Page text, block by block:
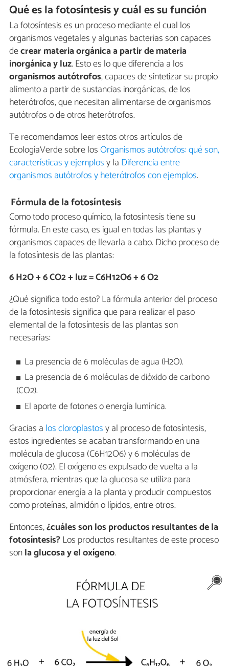
Qué es la fotosíntesis y cuál es su función
La fotosíntesis es un proceso mediante el cual los
organismos vegetales y algunas bacterias son capaces
decrear materia orgánica a partir de materia
inorgánica y luz. Esto es lo que diferencia a los
organismos autótrofos, capaces de sintetizar su propio
alimento a partir de sustancias inorgánicas, de los
heterótrofos, que necesitan alimentarse de organismos
autótrofos o de otros heterótrofos.
Te recomendamos leer estos otros artículos de
EcologíaVerde sobre losOrganismos autótrofos: qué son,
características y ejemplosy la Diferencia entre
organismos autótrofos y heterótrofos con ejemplos.
Fórmula de la fotosíntesis
Como todo proceso químico, la fotosíntesis tiene su
fórmula. En este caso, es igual en todas las plantas y
organismos capaces de llevarla a cabo. Dicho proceso de
la fotosíntesis de las plantas:
6 H2O + 6 CO2 + luz = C6H12O6 + 6 O2
¿Qué significa todo esto? La fórmula anterior del proceso
de la fotosíntesis significa que para realizar el paso
elemental de la fotosíntesis de las plantas son
necesarias:
La presencia de 6 moléculas de agua (H2O).
La presencia de 6 moléculas de dióxido de carbono
(CO2).
El aporte de fotones o energía lumínica.
Gracias a los cloroplastosy al proceso de fotosíntesis,
estos ingredientes se acaban transformando en una
molécula de glucosa (C6H12O6) y 6 moléculas de
oxígeno (02). El oxígeno es expulsado de vuelta a la
atmósfera, mientras que la glucosa se utiliza para
proporcionar energía a la planta y producir compuestos
como proteínas, almidón o lípidos, entre otros.
Entonces,¿cuáles son los productos resultantes de la
fotosíntesis?Los productos resultantes de este proceso
sonla glucosa y el oxígeno.